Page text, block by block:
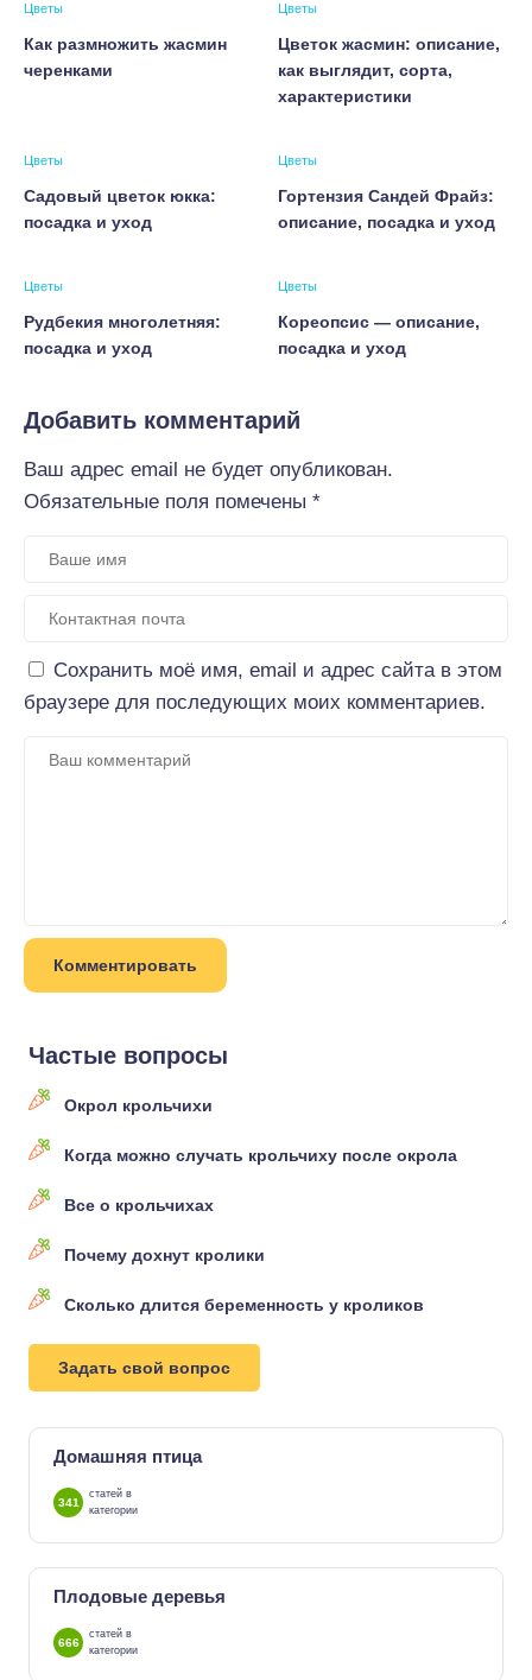
Цветы
Как размножить жасмин
черенками
Цветы
Цветок жасмин: описание,
как выглядит, сорта,
характеристики
Цветы
Садовый цветок юкка:
посадка и уход
Цветы
Гортензия Сандей Фрайз:
описание, посадка и уход
Цветы
Рудбекия многолетняя:
посадка и уход
Цветы
Кореопсис — описание,
посадка и уход
Добавить комментарий
Ваш адрес email не будет опубликован.
Обязательные поля помечены *
Сохранить моё имя, email и адрес сайта в этом
браузере для последующих моих комментариев.
Частые вопросы
Окрол крольчихи
Когда можно случать крольчиху после окрола
Все о крольчихах
Почему дохнут кролики
Сколько длится беременность у кроликов
Задать свой вопрос
Домашняя птица
341
статей в
категории
Плодовые деревья
666
статей в
категории